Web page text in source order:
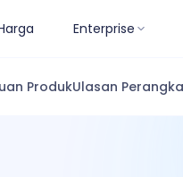
Enterprise
ProdukUlasan